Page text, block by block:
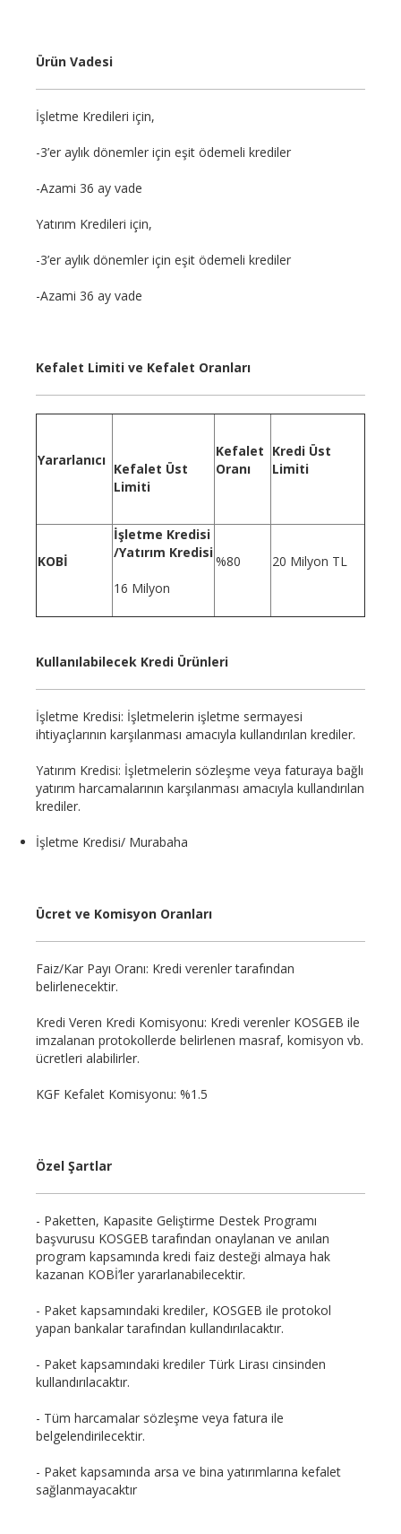
Ürün Vadesi
İşletme Kredileri için,
-3’er aylık dönemler için eşit ödemeli krediler
-Azami 36 ay vade
Yatırım Kredileri için,
-3’er aylık dönemler için eşit ödemeli krediler
-Azami 36 ay vade
Kefalet Limiti ve Kefalet Oranları
Yararlanıcı
Kefalet Üst
Limiti
Kefalet
Oranı
Kredi Üst
Limiti
KOBİ
İşletme Kredisi
/Yatırım Kredisi
16 Milyon
%80 20 Milyon TL
Kullanılabilecek Kredi Ürünleri
İşletme Kredisi: İşletmelerin işletme sermayesi
ihtiyaçlarının karşılanması amacıyla kullandırılan krediler.
Yatırım Kredisi: İşletmelerin sözleşme veya faturaya bağlı
yatırım harcamalarının karşılanması amacıyla kullandırılan
krediler.
İşletme Kredisi/ Murabaha
Ücret ve Komisyon Oranları
Faiz/Kar Payı Oranı: Kredi verenler tarafından
belirlenecektir.
Kredi Veren Kredi Komisyonu: Kredi verenler KOSGEB ile
imzalanan protokollerde belirlenen masraf, komisyon vb.
ücretleri alabilirler.
KGF Kefalet Komisyonu: %1.5
Özel Şartlar
- Paketten, Kapasite Geliştirme Destek Programı
başvurusu KOSGEB tarafından onaylanan ve anılan
program kapsamında kredi faiz desteği almaya hak
kazanan KOBİ’ler yararlanabilecektir.
- Paket kapsamındaki krediler, KOSGEB ile protokol
yapan bankalar tarafından kullandırılacaktır.
- Paket kapsamındaki krediler Türk Lirası cinsinden
kullandırılacaktır.
- Tüm harcamalar sözleşme veya fatura ile
belgelendirilecektir.
- Paket kapsamında arsa ve bina yatırımlarına kefalet
sağlanmayacaktır